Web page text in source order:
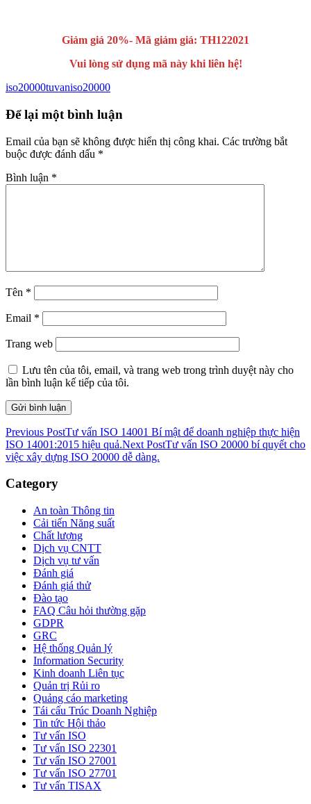
Giảm giá 20%- Mã giảm giá: TH122021
Vui lòng sử dụng mã này khi liên hệ!
iso20000tuvaniso20000
Để lại một bình luận
Email của bạn sẽ không được hiển thị công khai. Các trường bắt
buộc được đánh dấu *
Bình luận *
Tên *
Email *
Trang web
Lưu tên của tôi, email, và trang web trong trình duyệt này cho
lần bình luận kế tiếp của tôi.
Previous PostTư vấn ISO 14001 Bí mật để doanh nghiệp thực hiện
ISO 14001:2015 hiệu quả.Next PostTư vấn ISO 20000 bí quyết cho
việc xây dựng ISO 20000 dễ dàng.
Category
An toàn Thông tin
Cải tiến Năng suất
Chất lượng
Dịch vụ CNTT
Dịch vụ tư vấn
Đánh giá
Đánh giá thử
Đào tạo
FAQ Câu hỏi thường gặp
GDPR
GRC
Hệ thống Quản lý
Information Security
Kinh doanh Liên tục
Quản trị Rủi ro
Quảng cáo marketing
Tái cấu Trúc Doanh Nghiệp
Tin tức Hội thảo
Tư vấn ISO
Tư vấn ISO 22301
Tư vấn ISO 27001
Tư vấn ISO 27701
Tư vấn TISAX